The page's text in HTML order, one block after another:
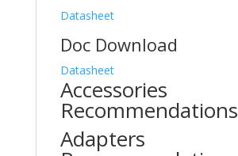
Datasheet
Doc Download
Datasheet
Accessories
Recommendations
Adapters